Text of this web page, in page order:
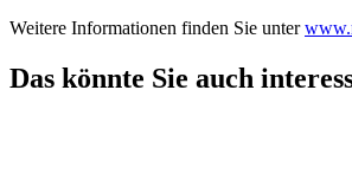
Weitere Informationen finden Sie unter
Das könnte Sie auch